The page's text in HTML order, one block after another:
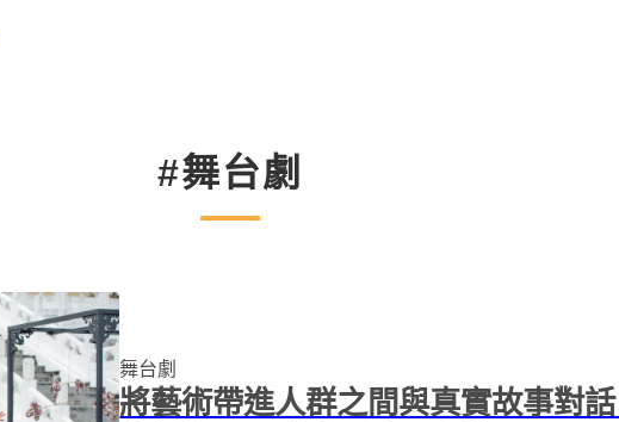
#舞台劇
舞台劇
將藝術帶進人群之間與真實故事對